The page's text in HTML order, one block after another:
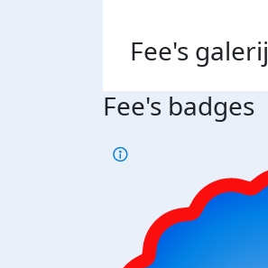
Fee's galerij
Fee's badges